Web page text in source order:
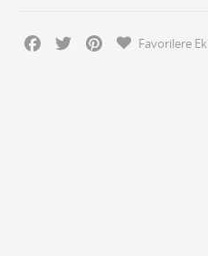
Facebook
Twitter PinterestFavorilere